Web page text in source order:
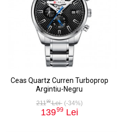
Ceas Quartz Curren Turboprop
Argintiu-Negru
21199Lei (-34%)
13999 Lei